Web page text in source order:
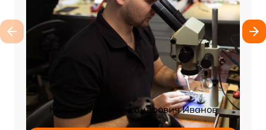
Константин Александрович Иванов